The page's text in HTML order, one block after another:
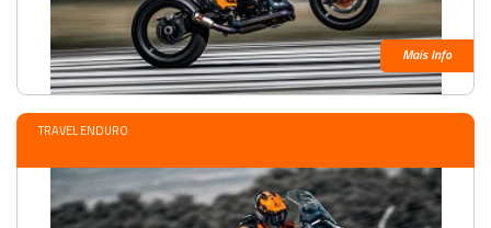
Mais Info
TRAVEL ENDURO